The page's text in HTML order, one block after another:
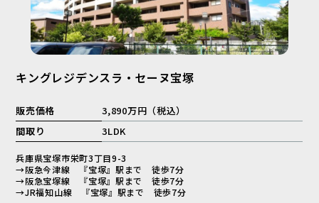
キングレジデンスラ・セーヌ宝塚
販売価格
3,890万円（税込）
間取り
3LDK
兵庫県宝塚市栄町3丁目9-3
→阪急今津線 『宝塚』駅まで 徒歩7分
→阪急宝塚線 『宝塚』駅まで 徒歩7分
→JR福知山線 『宝塚』駅まで 徒歩7分